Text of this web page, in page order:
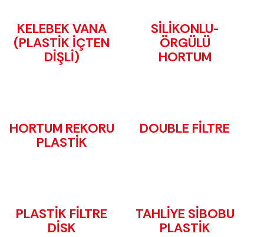
KELEBEK VANA
(PLASTİK İÇTEN
DİŞLİ)
SİLİKONLU-
ÖRGÜLÜ
HORTUM
HORTUM REKORU
PLASTİK
DOUBLE FİLTRE
PLASTİK FİLTRE
DİSK
TAHLİYE SİBOBU
PLASTİK